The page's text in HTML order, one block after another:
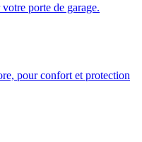
porte de garage.
pour confort et protection